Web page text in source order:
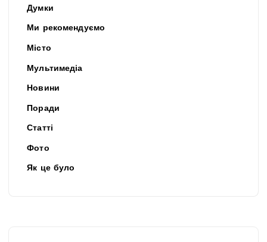
Думки
Ми рекомендуємо
Місто
Мультимедіа
Новини
Поради
Статті
Фото
Як це було